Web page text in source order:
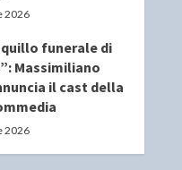
2026
funerale di
Massimiliano
il cast della
2026